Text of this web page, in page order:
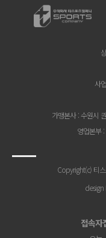
사
가맹본사: 수원시
영업본부:
Copyright(c) 티
design
접속자